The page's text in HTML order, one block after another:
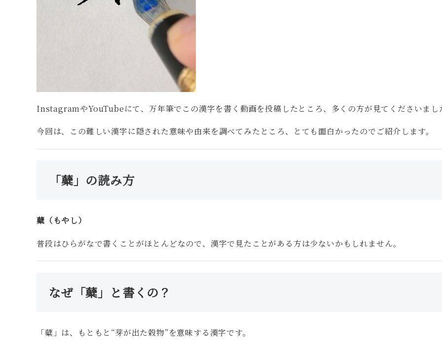
InstagramやYouTubeにて、万年筆でこの漢字を書く動画を投稿したところ、多くの方が見てくださいまし
今回は、この難しい漢字に隠された意味や由来を調べてみたところ、とても面白かったのでご紹介します。
「糵」の読み方
糵（もやし）
普段はひらがなで書くことがほとんどなので、漢字で見たことがある方は少ないかもしれません。
なぜ「糵」と書くの？
「糵」は、もともと“芽が出た穀物”を意味する漢字です。